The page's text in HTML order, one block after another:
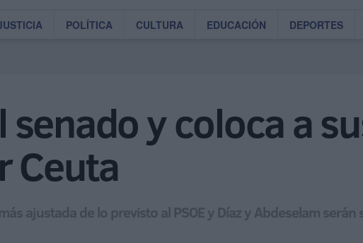
POLÍTICA CULTURA EDUCACIÓN DEPORTES
senado y coloca a
Ceuta
ajustada de lo previsto al PSOE y Díaz y Abdeselam serán